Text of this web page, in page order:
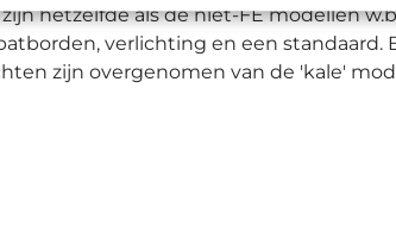
hetzelfde als de niet-FE modellen
verlichting en een
zijn overgenomen van de 'kale'